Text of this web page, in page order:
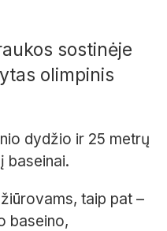
sostinėje
olimpinis
dydžio ir 25 metrų
baseinai.
taip pat –
baseino,